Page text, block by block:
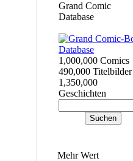
Grand Comic
Database
1,000,000 Comics
490,000 Titelbilder
1,350,000
Geschichten
Mehr Wert